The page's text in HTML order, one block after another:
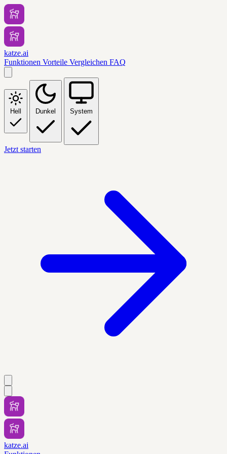
katze.ai
Funktionen Vorteile Vergleichen FAQ
Hell Dunkel System
Jetzt starten
katze.ai